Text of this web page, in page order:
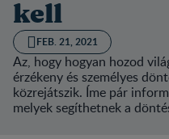
kell
FEB. 21, 2021
Az, hogy hogyan hozod
érzékeny és személyes
közrejátszik. Íme pár
melyek segíthetnek a